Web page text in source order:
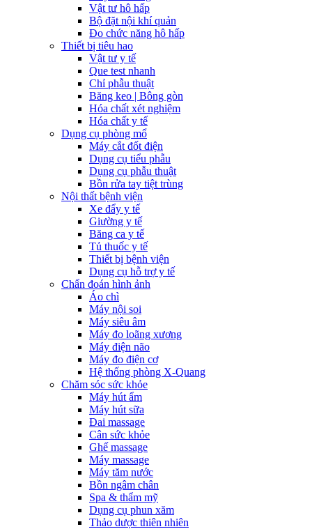
Vật tư hô hấp
Bộ đặt nội khí quản
Đo chức năng hô hấp
Thiết bị tiêu hao
Vật tư y tế
Que test nhanh
Chỉ phẫu thuật
Băng keo | Bông gòn
Hóa chất xét nghiệm
Hóa chất y tế
Dụng cụ phòng mổ
Máy cắt đốt điện
Dụng cụ tiểu phẫu
Dụng cụ phẫu thuật
Bồn rửa tay tiệt trùng
Nội thất bệnh viện
Xe đẩy y tế
Giường y tế
Băng ca y tế
Tủ thuốc y tế
Thiết bị bệnh viện
Dụng cụ hỗ trợ y tế
Chẩn đoán hình ảnh
Áo chì
Máy nội soi
Máy siêu âm
Máy đo loãng xương
Máy điện não
Máy đo điện cơ
Hệ thống phòng X-Quang
Chăm sóc sức khỏe
Máy hút ẩm
Máy hút sữa
Đai massage
Cân sức khỏe
Ghế massage
Máy massage
Máy tăm nước
Bồn ngâm chân
Spa & thẩm mỹ
Dụng cụ phun xăm
Thảo dược thiên nhiên